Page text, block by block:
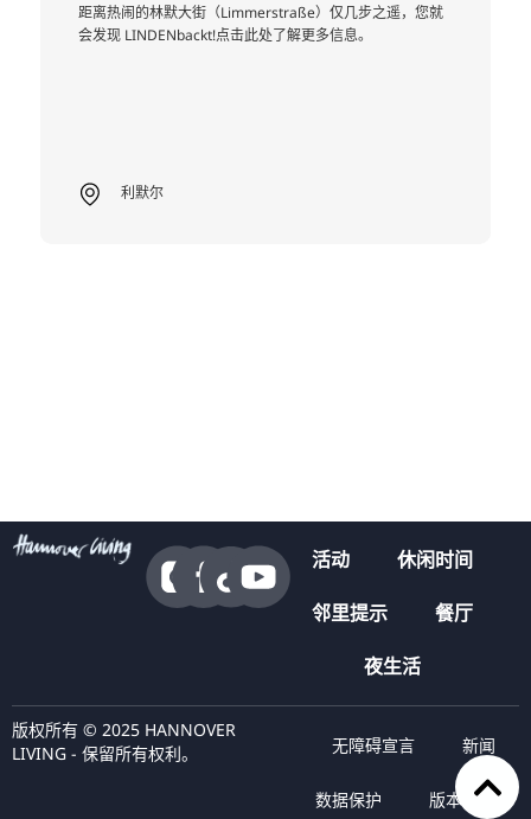
距离热闹的林默大街（Limmerstraße）仅几步之遥，您就
会发现 LINDENbackt!点击此处了解更多信息。
利默尔
活动 休闲时间
邻里提示 餐厅
夜生活
版权所有 © 2025 HANNOVER
LIVING - 保留所有权利。
无障碍宣言 新闻
数据保护 版本说明